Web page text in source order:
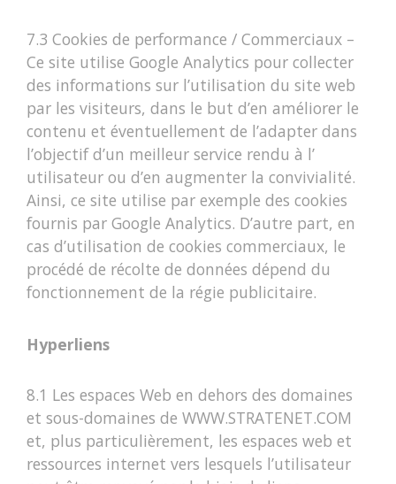
7.3 Cookies de performance / Commerciaux –
Ce site utilise Google Analytics pour collecter
des informations sur l’utilisation du site web
par les visiteurs, dans le but d’en améliorer le
contenu et éventuellement de l’adapter dans
l’objectif d’un meilleur service rendu à l’
utilisateur ou d’en augmenter la convivialité.
Ainsi, ce site utilise par exemple des cookies
fournis par Google Analytics. D’autre part, en
cas d’utilisation de cookies commerciaux, le
procédé de récolte de données dépend du
fonctionnement de la régie publicitaire.
Hyperliens
8.1 Les espaces Web en dehors des domaines
et sous-domaines de WWW.STRATENET.COM
et, plus particulièrement, les espaces web et
ressources internet vers lesquels l’utilisateur